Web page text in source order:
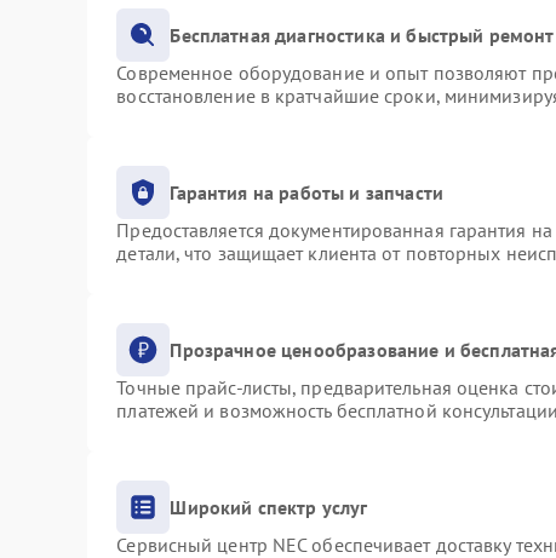
Бесплатная диагностика и быстрый ремонт
Современное оборудование и опыт позволяют
восстановление в кратчайшие сроки,
Гарантия на работы и запчасти
Предоставляется документированная гарантия
детали, что защищает клиента от повторных
Прозрачное ценообразование и
Точные прайс-листы, предварительная оценка
платежей и возможность бесплатной
Широкий спектр услуг
Сервисный центр NEC обеспечивает доставку